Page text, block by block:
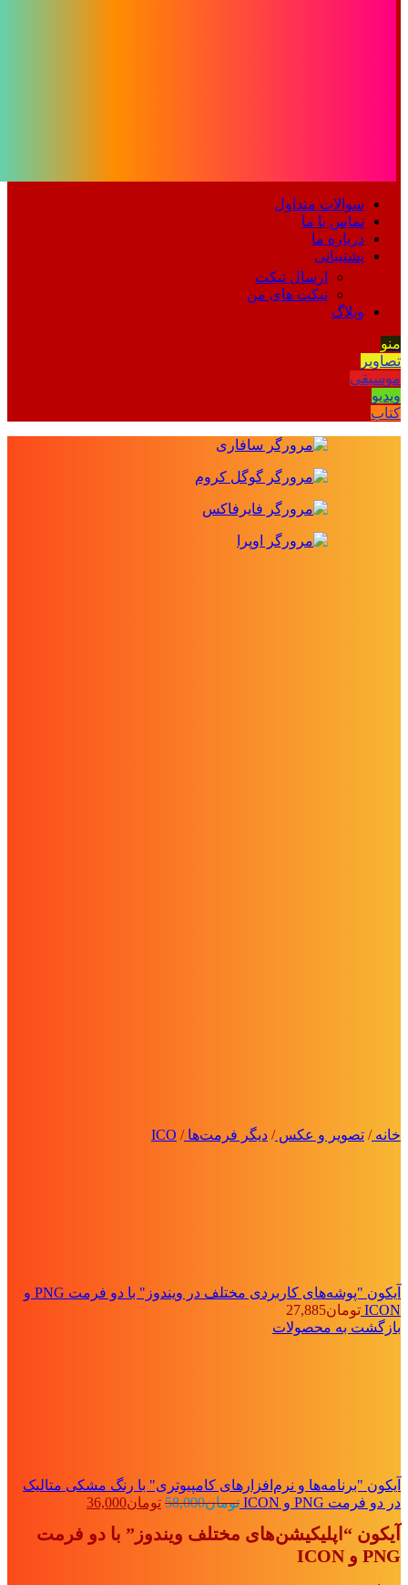
سوالات متداول
تماس با ما
درباره ما
پشتیبانی
ارسال تیکت
تیکت های من
وبلاگ
منو
تصاویر
موسیقی
ویدیو
کتاب
خانه/ تصویر و عکس/ دیگر فرمت‌ها/
ICO
آیکون "پوشه‌های کاربردی مختلف در ویندوز" با دو فرمت PNG و
ICON تومان27,885
بازگشت به محصولات
آیکون "برنامه‌ها و نرم‌افزارهای کامپیوتری" با رنگ مشکی متالیک
در دو فرمت PNG و ICON
تومان58,000 قیمت
تومان58,000
تومان36,000
تومان36,000.
آیکون “اپلیکیشن‌های مختلف ویندوز” با دو فرمت
PNG و ICON